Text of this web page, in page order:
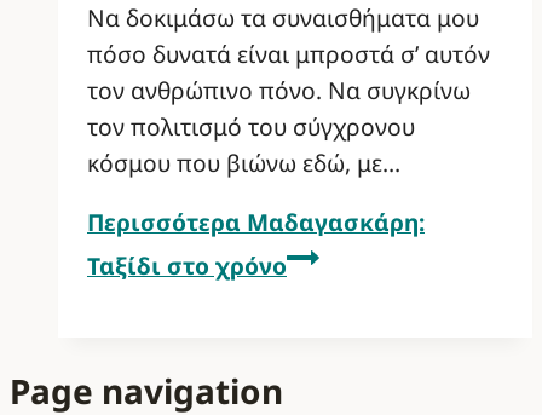
Να δοκιμάσω τα συναισθήματα μου
πόσο δυνατά είναι μπροστά σ’ αυτόν
τον ανθρώπινο πόνο. Να συγκρίνω
τον πολιτισμό του σύγχρονου
κόσμου που βιώνω εδώ, με…
Περισσότερα Μαδαγασκάρη:
Ταξίδι στο χρόνο
Page navigation